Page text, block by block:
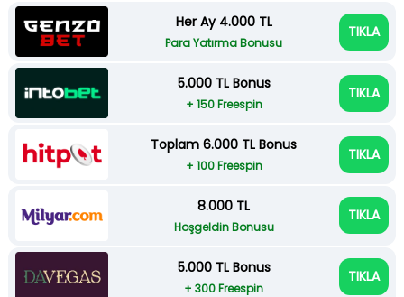
Her Ay 4.000 TL
Para Yatırma Bonusu
TIKLA
5.000 TL Bonus
+ 150 Freespin
TIKLA
Toplam 6.000 TL Bonus
+ 100 Freespin
TIKLA
8.000 TL
Hoşgeldin Bonusu
TIKLA
5.000 TL Bonus
+ 300 Freespin
TIKLA